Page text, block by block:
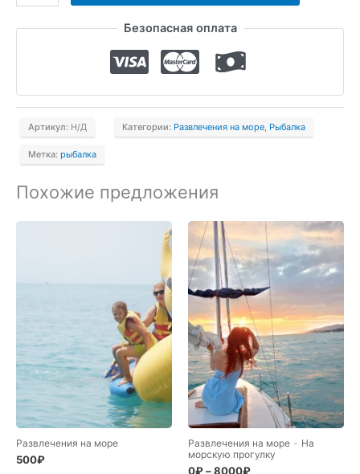
составляла
2400₽.
товара
Рыбалка
Безопасная оплата
Артикул: Н/Д Категории: Развлечения на море, Рыбалка
Метка: рыбалка
Похожие предложения
Развлечения на море
500₽
Развлечения на море - На
морскую прогулку
0₽–8000₽